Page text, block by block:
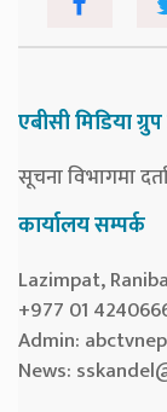
एबीसी मिडिया ग्रुप
सूचना विभागमा
कार्यालय सम्पर्क
Lazimpat,
+977 01
Admin:
News: